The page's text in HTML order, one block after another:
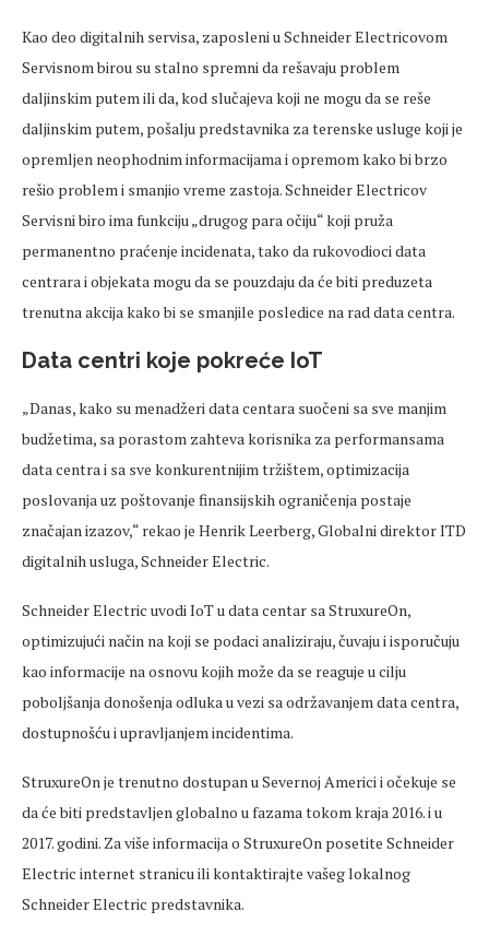
Kao deo digitalnih servisa, zaposleni u Schneider Electricovom
Servisnom birou su stalno spremni da rešavaju problem
daljinskim putem ili da, kod slučajeva koji ne mogu da se reše
daljinskim putem, pošalju predstavnika za terenske usluge koji je
opremljen neophodnim informacijama i opremom kako bi brzo
rešio problem i smanjio vreme zastoja. Schneider Electricov
Servisni biro ima funkciju „drugog para očiju“ koji pruža
permanentno praćenje incidenata, tako da rukovodioci data
centrara i objekata mogu da se pouzdaju da će biti preduzeta
trenutna akcija kako bi se smanjile posledice na rad data centra.
Data centri koje pokreće IoT
„Danas, kako su menadžeri data centara suočeni sa sve manjim
budžetima, sa porastom zahteva korisnika za performansama
data centra i sa sve konkurentnijim tržištem, optimizacija
poslovanja uz poštovanje finansijskih ograničenja postaje
značajan izazov,“ rekao je Henrik Leerberg, Globalni direktor ITD
digitalnih usluga, Schneider Electric.
Schneider Electric uvodi IoT u data centar sa StruxureOn,
optimizujući način na koji se podaci analiziraju, čuvaju i isporučuju
kao informacije na osnovu kojih može da se reaguje u cilju
poboljšanja donošenja odluka u vezi sa održavanjem data centra,
dostupnošću i upravljanjem incidentima.
StruxureOn je trenutno dostupan u Severnoj Americi i očekuje se
da će biti predstavljen globalno u fazama tokom kraja 2016. i u
2017. godini. Za više informacija o StruxureOn posetite Schneider
Electric internet stranicu ili kontaktirajte vašeg lokalnog
Schneider Electric predstavnika.